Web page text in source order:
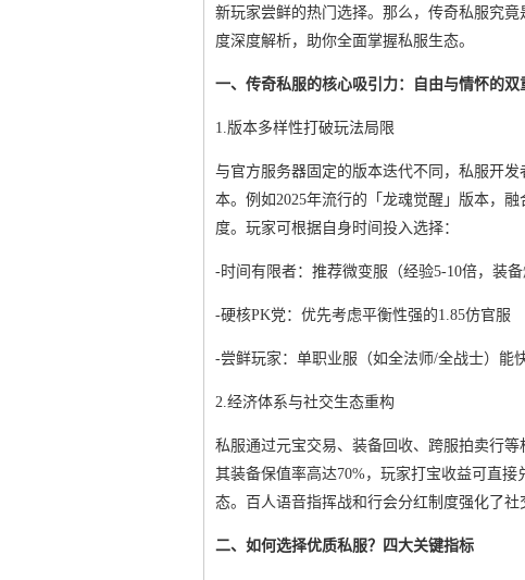
新玩家尝鲜的热门选择。那么，传奇私服究
度深度解析，助你全面掌握私服生态。
一、传奇私服的核心吸引力：自由与情怀的双
1.版本多样性打破玩法局限
与官方服务器固定的版本迭代不同，私服开
本。例如2025年流行的「龙魂觉醒」版本，
度。玩家可根据自身时间投入选择：
-时间有限者：推荐微变服（经验5-10倍，装备
-硬核PK党：优先考虑平衡性强的1.85仿官服
-尝鲜玩家：单职业服（如全法师/全战士）能
2.经济体系与社交生态重构
私服通过元宝交易、装备回收、跨服拍卖行
其装备保值率高达70%，玩家打宝收益可直
态。百人语音指挥战和行会分红制度强化了社
二、如何选择优质私服？四大关键指标